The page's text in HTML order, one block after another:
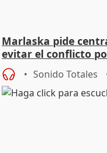
Marlaska pide
evitar el conflicto
Sonido Totales